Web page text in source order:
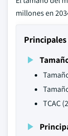
millones en
TCAC